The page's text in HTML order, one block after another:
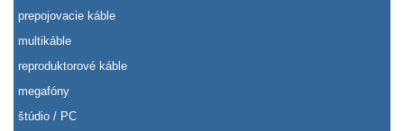
prepojovacie káble
multikáble
reproduktorové káble
megafóny
štúdio / PC